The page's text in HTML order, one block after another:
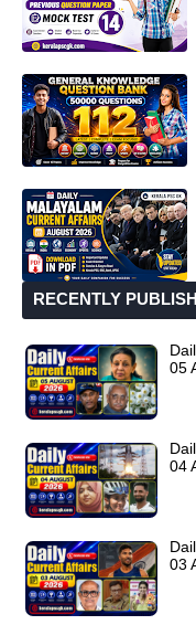
RECENTLY
05
04
03